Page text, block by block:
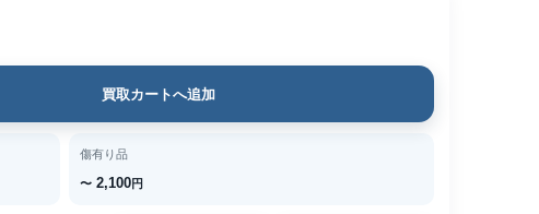
買取カートへ追加
傷有り品
〜 2,100円